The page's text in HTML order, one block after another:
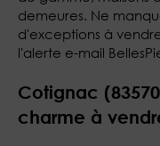
demeures. Ne
d'exceptions à
l'alerte e-mail
Cotignac
charme à